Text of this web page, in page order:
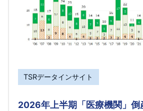
TSRデータインサイト
2026年上半期「医療機関」